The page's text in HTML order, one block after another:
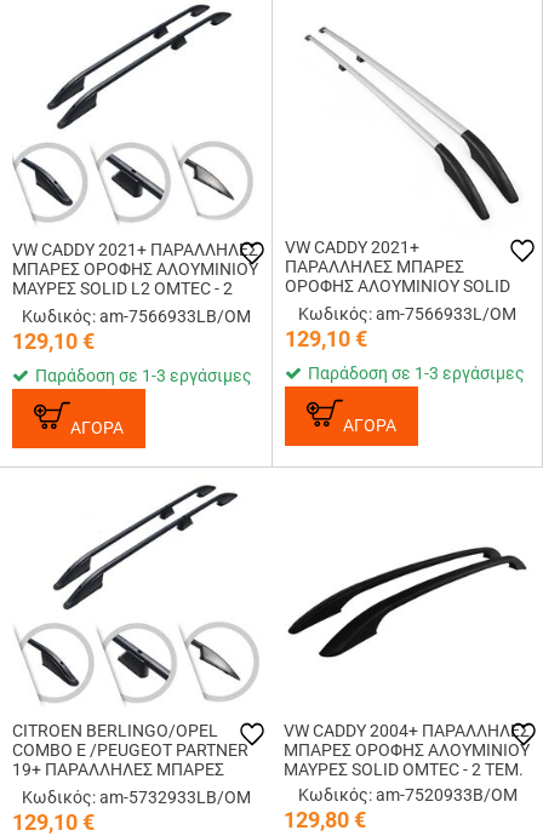
VW CADDY 2021+ ΠΑΡΑΛΛΗΛΕΣ
ΜΠΑΡΕΣ ΟΡΟΦΗΣ ΑΛΟΥΜΙΝΙΟΥ
ΜΑΥΡΕΣ SOLID L2 OMTEC - 2
TEM.
Κωδικός: am-7566933LB/OM
129,10€
Παράδοση σε 1-3 εργάσιμες
ΑΓΟΡΑ
VW CADDY 2021+
ΠΑΡΑΛΛΗΛΕΣ ΜΠΑΡΕΣ
ΟΡΟΦΗΣ ΑΛΟΥΜΙΝΙΟΥ SOLID
L2 OMTEC - 2 TEM.
Κωδικός: am-7566933L/OM
129,10€
Παράδοση σε 1-3 εργάσιμες
ΑΓΟΡΑ
CITROEN BERLINGO/OPEL
COMBO E /PEUGEOT PARTNER
19+ ΠΑΡΑΛΛΗΛΕΣ ΜΠΑΡΕΣ
ΟΡΟΦΗΣ ΑΛΟΥΜΙΝΙΟΥ L2
ΜΑΥΡΕΣ OMTEC - 2 ΤΕΜ.
Κωδικός: am-5732933LB/OM
129,10€
VW CADDY 2004+ ΠΑΡΑΛΛΗΛΕΣ
ΜΠΑΡΕΣ ΟΡΟΦΗΣ ΑΛΟΥΜΙΝΙΟΥ
ΜΑΥΡΕΣ SOLID OMTEC - 2 TEM.
Κωδικός: am-7520933B/OM
129,80€